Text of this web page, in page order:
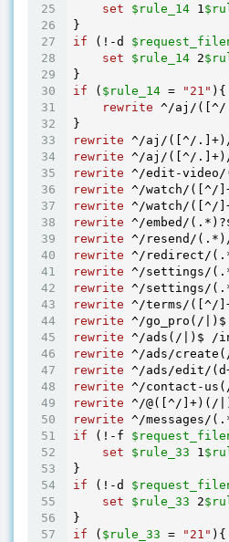
set
$rule_14 1
if (!-d
set
$rule_14 2
if ( $rule_14 = "21" ){
rewrite ^/aj/([^/
rewrite ^/aj/([^/
rewrite ^/aj/([^/
rewrite ^/edit-video/
rewrite ^/watch/([^/
rewrite ^/watch/
rewrite ^/embed/
rewrite ^/resend/
rewrite ^/redirect/
rewrite ^/settings/
rewrite ^/settings/
rewrite ^/terms/([^/
rewrite ^/go_pro(/|)$
rewrite ^/ads(/|)$
rewrite ^/ads/
rewrite ^/ads/edit/
rewrite ^/contact-
rewrite ^/@([^/]+)(/
rewrite ^/messages/
if (!-f
set
$rule_33 1
if (!-d
set
$rule_33 2
if ( $rule_33 = "21" ){